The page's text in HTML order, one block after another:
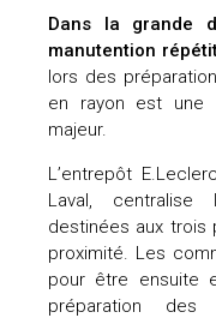
Dans la grande
manutention
lors des
en rayon est une
majeur.
L’entrepôt
Laval, centralise
destinées aux trois
proximité. Les
pour être ensuite
préparation